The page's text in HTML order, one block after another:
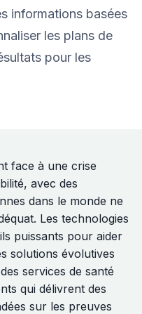
informations basées
les plans de
pour les
face à une crise
avec des
dans le monde ne
Les technologies
puissants pour aider
solutions évolutives
services de santé
qui délivrent des
sur les preuves